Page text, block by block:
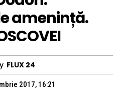
amenință.
FLUX 24
2017, 16:21